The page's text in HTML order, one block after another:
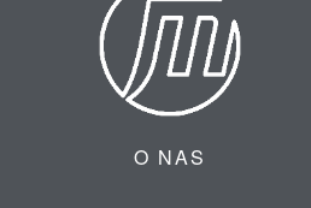
O NAS